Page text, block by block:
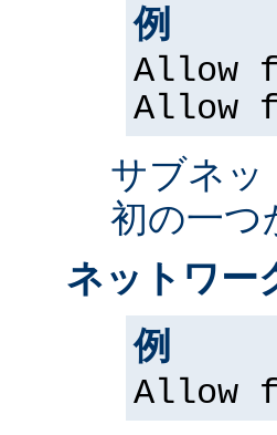
例
Allow
Allow
サブネッ
初の一つ
ネットワー
例
Allow